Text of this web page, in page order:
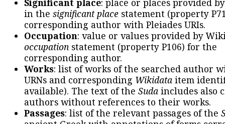
Significant place: place or places provided
in the significant place statement (property
corresponding author with Pleiades URIs.
Occupation: value or values provided by
occupation statement (property P106) for the
corresponding author.
Works: list of works of the searched author
URNs and corresponding Wikidata item
available). The text of the Suda includes also
authors without references to their works.
Passages: list of the relevant passages of the